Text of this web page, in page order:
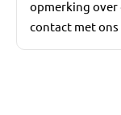
opmerking over
contact met ons